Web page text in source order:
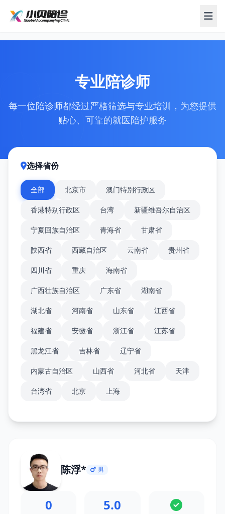
专业陪诊师
每一位陪诊师都经过严格筛选与专业培训，为您提供
贴心、可靠的就医陪护服务
选择省份
全部 北京市 澳门特别行政区
香港特别行政区 台湾 新疆维吾尔自治区
宁夏回族自治区 青海省 甘肃省
陕西省 西藏自治区 云南省 贵州省
四川省 重庆 海南省
广西壮族自治区 广东省 湖南省
湖北省 河南省 山东省 江西省
福建省 安徽省 浙江省 江苏省
黑龙江省 吉林省 辽宁省
内蒙古自治区 山西省 河北省 天津
台湾省 北京 上海
陈浮* 男
0 5.0